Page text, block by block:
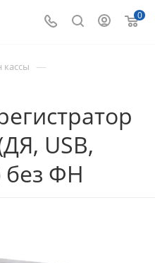
0
кассы —
USB,
без ФН